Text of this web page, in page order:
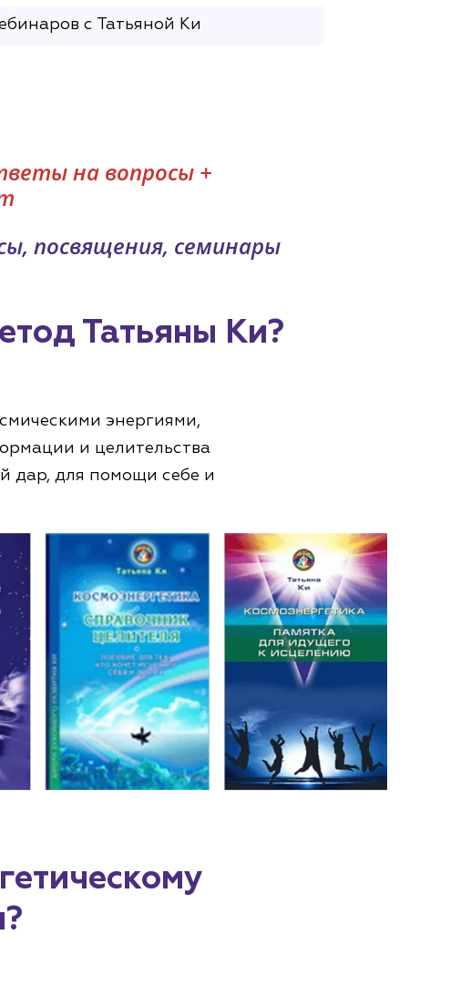
на вопросы +
посвящения, семинары
с Татьяной Ки
энергиями,
и целительства
дар, для помощи себе и
Татьяны Ки?